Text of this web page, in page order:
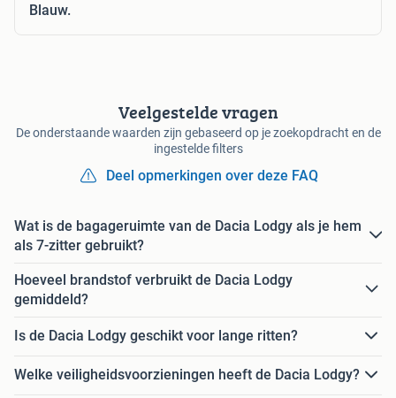
Blauw.
Veelgestelde vragen
De onderstaande waarden zijn gebaseerd op je zoekopdracht en de
ingestelde filters
Deel opmerkingen over deze FAQ
Wat is de bagageruimte van de Dacia Lodgy als je hem
als 7-zitter gebruikt?
Hoeveel brandstof verbruikt de Dacia Lodgy
gemiddeld?
Is de Dacia Lodgy geschikt voor lange ritten?
Welke veiligheidsvoorzieningen heeft de Dacia Lodgy?